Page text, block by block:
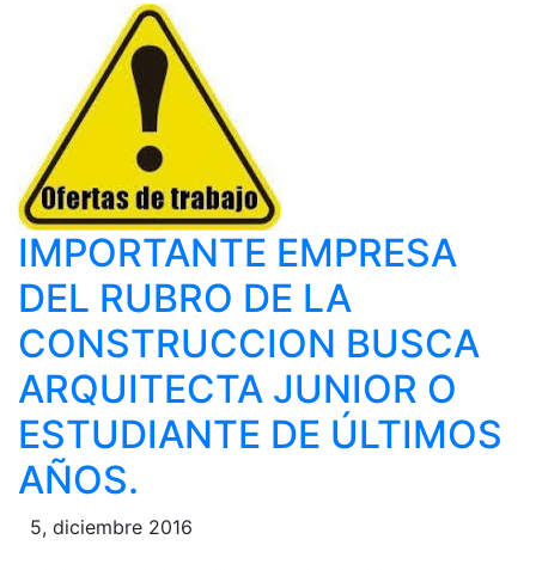
IMPORTANTE EMPRESA
DEL RUBRO DE LA
CONSTRUCCION BUSCA
ARQUITECTA JUNIOR O
ESTUDIANTE DE ÚLTIMOS
AÑOS.
5, diciembre 2016